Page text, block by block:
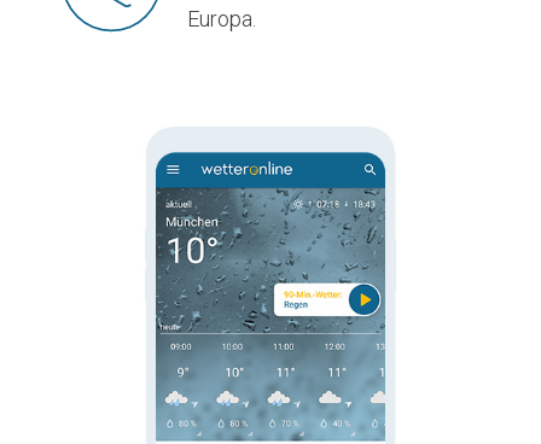
Europa.